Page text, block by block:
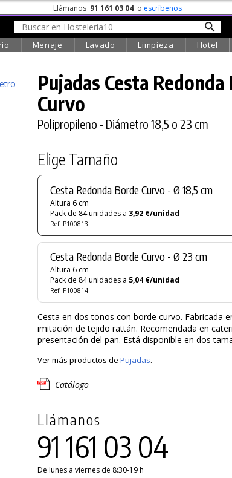
Llámanos 91 161 03 04 o escríbenos
Menaje Lavado Limpieza Hotel
Pujadas Cesta Redonda
Curvo
Polipropileno - Diámetro 18,5 o 23 cm
Elige Tamaño
Cesta Redonda Borde Curvo - Ø 18,5 cm
Altura 6 cm
Pack de 84 unidades a 3,92 €/unidad
Ref. P100813
Cesta Redonda Borde Curvo - Ø 23 cm
Altura 6 cm
Pack de 84 unidades a 5,04 €/unidad
Ref. P100814
Cesta en dos tonos con borde curvo. Fabricada
imitación de tejido rattán. Recomendada en
presentación del pan. Está disponible en dos
Ver más productos de Pujadas.
Catálogo
Llámanos
91 161 03 04
De lunes a viernes de 8:30-19 h